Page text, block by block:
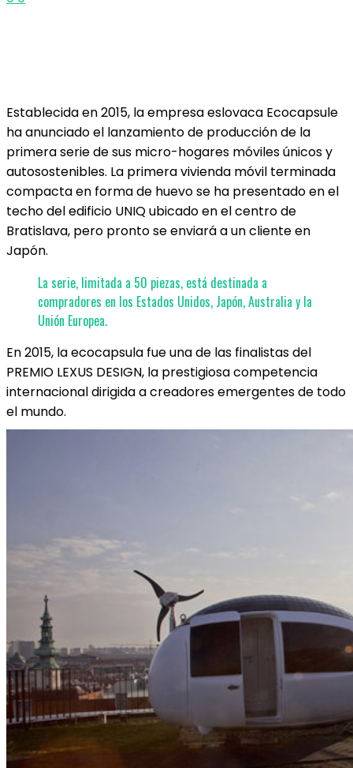
Establecida en 2015, la empresa eslovaca Ecocapsule
ha anunciado el lanzamiento de producción de la
primera serie de sus micro-hogares móviles únicos y
autosostenibles. La primera vivienda móvil terminada
compacta en forma de huevo se ha presentado en el
techo del edificio UNIQ ubicado en el centro de
Bratislava, pero pronto se enviará a un cliente en
Japón.
La serie, limitada a 50 piezas, está destinada a
compradores en los Estados Unidos, Japón, Australia y la
Unión Europea.
En 2015, la ecocapsula fue una de las finalistas del
PREMIO LEXUS DESIGN, la prestigiosa competencia
internacional dirigida a creadores emergentes de todo
el mundo.